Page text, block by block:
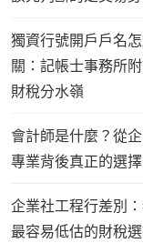
獨資行號開戶戶名
關：記帳士事務所
財稅分水嶺
會計師是什麼？從
專業背後真正的選擇
企業社工程行差別
最容易低估的財稅